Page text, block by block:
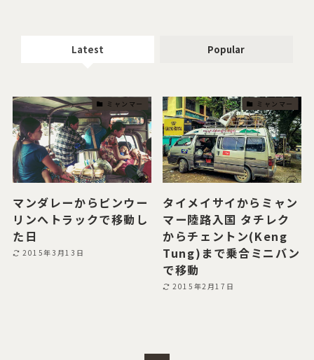
Latest Popular
ミャンマー
マンダレーからピンウー
リンへトラックで移動し
た日
2015年3月13日
ミャンマー
タイメイサイからミャン
マー陸路入国 タチレク
からチェントン(Keng
Tung)まで乗合ミニバン
で移動
2015年2月17日